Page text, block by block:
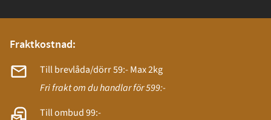
Fraktkostnad:
Till brevlåda/dörr 59:- Max 2kg
Fri frakt om du handlar för 599:-
Till ombud 99:-